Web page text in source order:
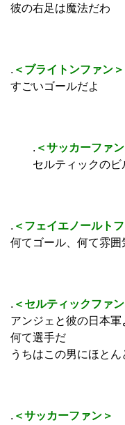
彼の右足は魔法だわ
. ＜ブライトンファン＞
すごいゴールだよ
. ＜サッカーファン
セルティックのビ
. ＜フェイエノールト
何てゴール、何て雰囲
. ＜セルティックファン
アンジェと彼の日本軍
何て選手だ
うちはこの男にほと
. ＜サッカーファン＞